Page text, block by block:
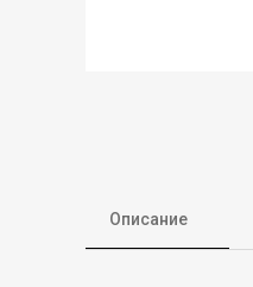
Описание